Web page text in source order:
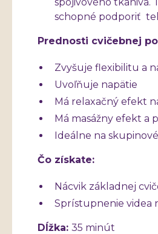
schopné podporiť
Prednosti cvičebnej
Zvyšuje flexibilitu a
Uvoľňuje napätie
Má relaxačný efekt
Má masážny efekt a
Ideálne na
Čo získate:
Nácvik základnej
Sprístupnenie videa
Dĺžka: 35 minút